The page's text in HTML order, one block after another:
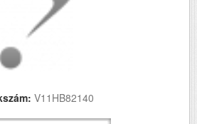
V11HB82140